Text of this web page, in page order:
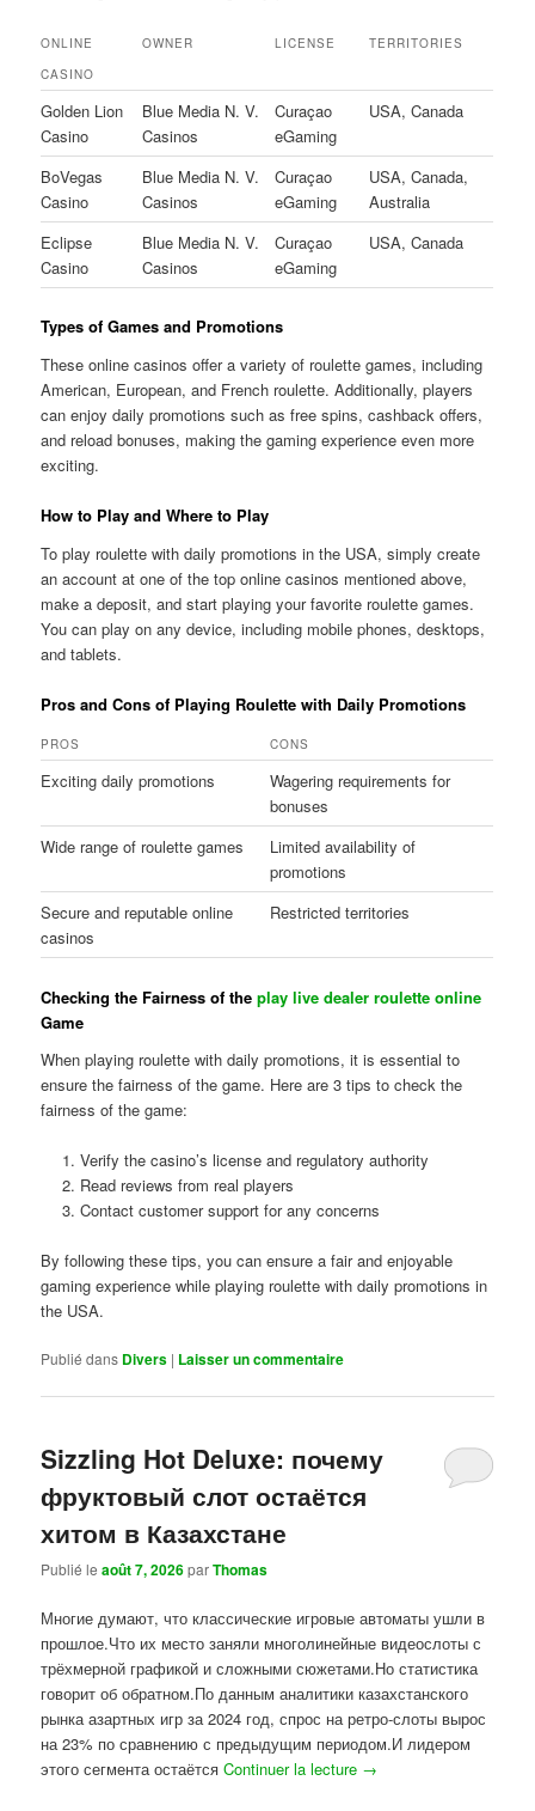
ONLINE
CASINO
OWNER LICENSE TERRITORIES
Golden Lion
Casino
Blue Media N. V.
Casinos
Curaçao
eGaming
USA, Canada
BoVegas
Casino
Blue Media N. V.
Casinos
Curaçao
eGaming
USA, Canada,
Australia
Eclipse
Casino
Blue Media N. V.
Casinos
Curaçao
eGaming
USA, Canada
Types of Games and Promotions
These online casinos offer a variety of roulette games, including
American, European, and French roulette. Additionally, players
can enjoy daily promotions such as free spins, cashback offers,
and reload bonuses, making the gaming experience even more
exciting.
How to Play and Where to Play
To play roulette with daily promotions in the USA, simply create
an account at one of the top online casinos mentioned above,
make a deposit, and start playing your favorite roulette games.
You can play on any device, including mobile phones, desktops,
and tablets.
Pros and Cons of Playing Roulette with Daily Promotions
PROS CONS
Exciting daily promotions
Wagering requirements for
bonuses
Wide range of roulette games
Limited availability of
promotions
Secure and reputable online
casinos
Restricted territories
Checking the Fairness of theplay live dealer roulette online
Game
When playing roulette with daily promotions, it is essential to
ensure the fairness of the game. Here are 3 tips to check the
fairness of the game:
Verify the casino’s license and regulatory authority
Read reviews from real players
Contact customer support for any concerns
By following these tips, you can ensure a fair and enjoyable
gaming experience while playing roulette with daily promotions in
the USA.
Publié dans Divers | Laisser un commentaire
Sizzling Hot Deluxe: почему
фруктовый слот остаётся
хитом в Казахстане
Publié leaoût 7, 2026parThomas
Многие думают, что классические игровые автоматы ушли в
прошлое.Что их место заняли многолинейные видеослоты с
трёхмерной графикой и сложными сюжетами.Но статистика
говорит об обратном.По данным аналитики казахстанского
рынка азартных игр за 2024 год, спрос на ретро-слоты вырос
на 23% по сравнению с предыдущим периодом.И лидером
этого сегмента остаётсяContinuer la lecture →